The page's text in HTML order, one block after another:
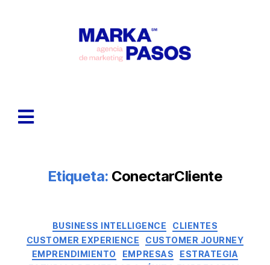
Etiqueta: ConectarCliente
BUSINESS INTELLIGENCE
CLIENTES
CUSTOMER EXPERIENCE
CUSTOMER JOURNEY
EMPRENDIMIENTO
EMPRESAS
ESTRATEGIA